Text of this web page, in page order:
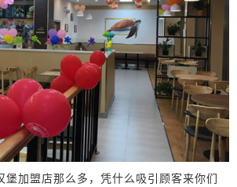
堡加盟店那么多，凭什么吸引顾客来你们